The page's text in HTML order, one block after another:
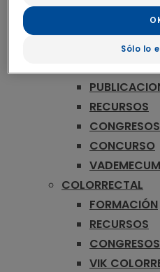
CONCURSO
VADEMECUM
MELANOMA
RECURSOS
CONGRESOS
CONCURSO
VADEMECUM
COLORRECTAL
FORMACIÓN
RECURSOS
CONGRESOS
VIK
Sólo lo